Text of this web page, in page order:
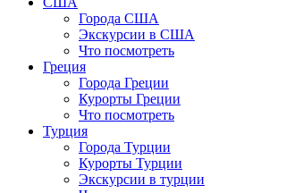
Города США
Экскурсии в США
Что посмотреть
Греция
Города Греции
Курорты Греции
Что посмотреть
Турция
Города Турции
Курорты Турции
Экскурсии в турции